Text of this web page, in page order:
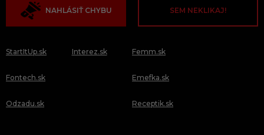
NAHLÁSIŤ CHYBU SEM NEKLIKAJ!
StartItUp.sk
Fontech.sk
Odzadu.sk
Interez.sk Femm.sk
Emefka.sk
Receptik.sk